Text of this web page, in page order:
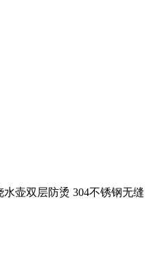
壶双层防烫 304不锈钢无缝